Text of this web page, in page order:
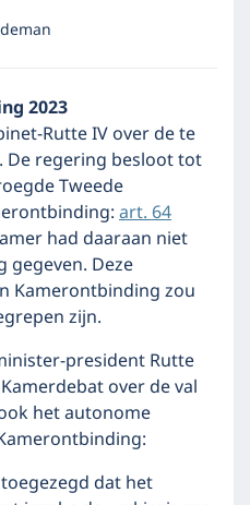
2023
Rutte IV over de te
De regering besloot tot
Tweede
art. 64
had daaraan niet
gegeven. Deze
Kamerontbinding zou
zijn.
president Rutte
over de val
het autonome
dat het